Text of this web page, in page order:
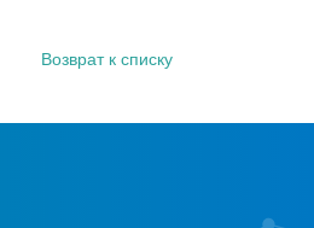
Возврат к списку